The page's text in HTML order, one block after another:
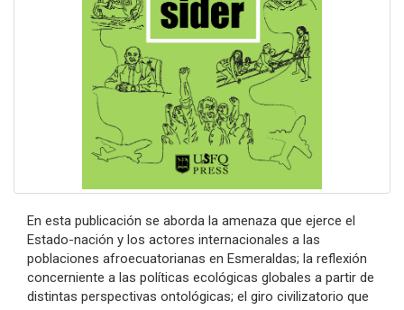
En esta publicación se aborda la amenaza que ejerce el
Estado-nación y los actores internacionales a las
poblaciones afroecuatorianas en Esmeraldas; la reflexión
concerniente a las políticas ecológicas globales a partir de
distintas perspectivas ontológicas; el giro civilizatorio que